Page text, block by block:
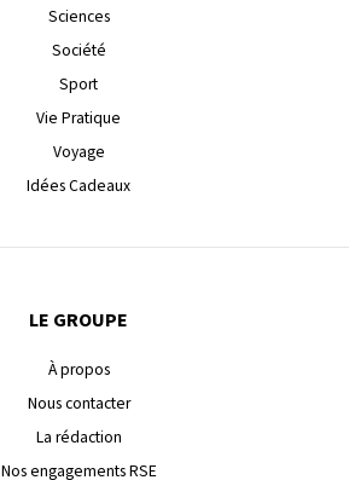
Sciences
Société
Sport
Vie Pratique
Voyage
Idées Cadeaux
LE GROUPE
À propos
Nous contacter
La rédaction
Nos engagements RSE